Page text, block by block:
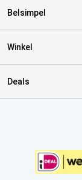
Belsimpel
Winkel
Deals